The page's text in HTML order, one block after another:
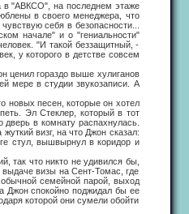
"АВКСО", на последнем этаже
в своего менеджера, что
себя в безопасности...
начале" и о "гениальности"
"И такой беззащитный, -
у которого в детстве совсем
гораздо выше хулиганов
мере в студии звукозаписи. А
песен, которые он хотел
Эл Стеклер, который в тот
в комнату распахнулась.
визг, на что Джон сказал:
стул, вышвырнул в коридор и
что никто не удивился бы,
визы на Сент-Томас, где
семейной парой, выход
Джон спокойно поджидал бы ее
которой они сумели обойти